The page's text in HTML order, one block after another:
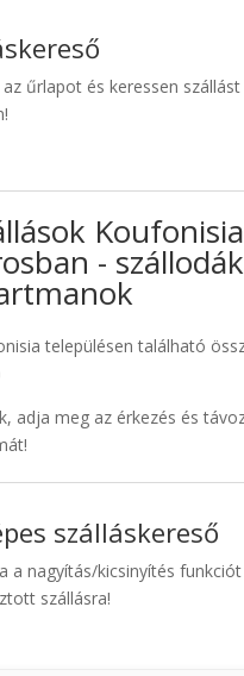
űrlapot és keressen
Koufonisia
-
településen található
adja meg az érkezés és
szálláskereső
a nagyítás/kicsinyítés
szállásra!